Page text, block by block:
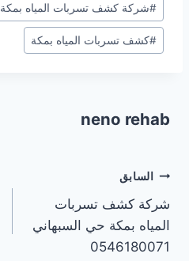
#شركة كشف تسربات المياه بمكة
#كشف تسربات المياه بمكة
neno rehab
تصفّح
المقالات
السابق
شركة كشف تسربات
المياه بمكة حي السبهاني
0546180071